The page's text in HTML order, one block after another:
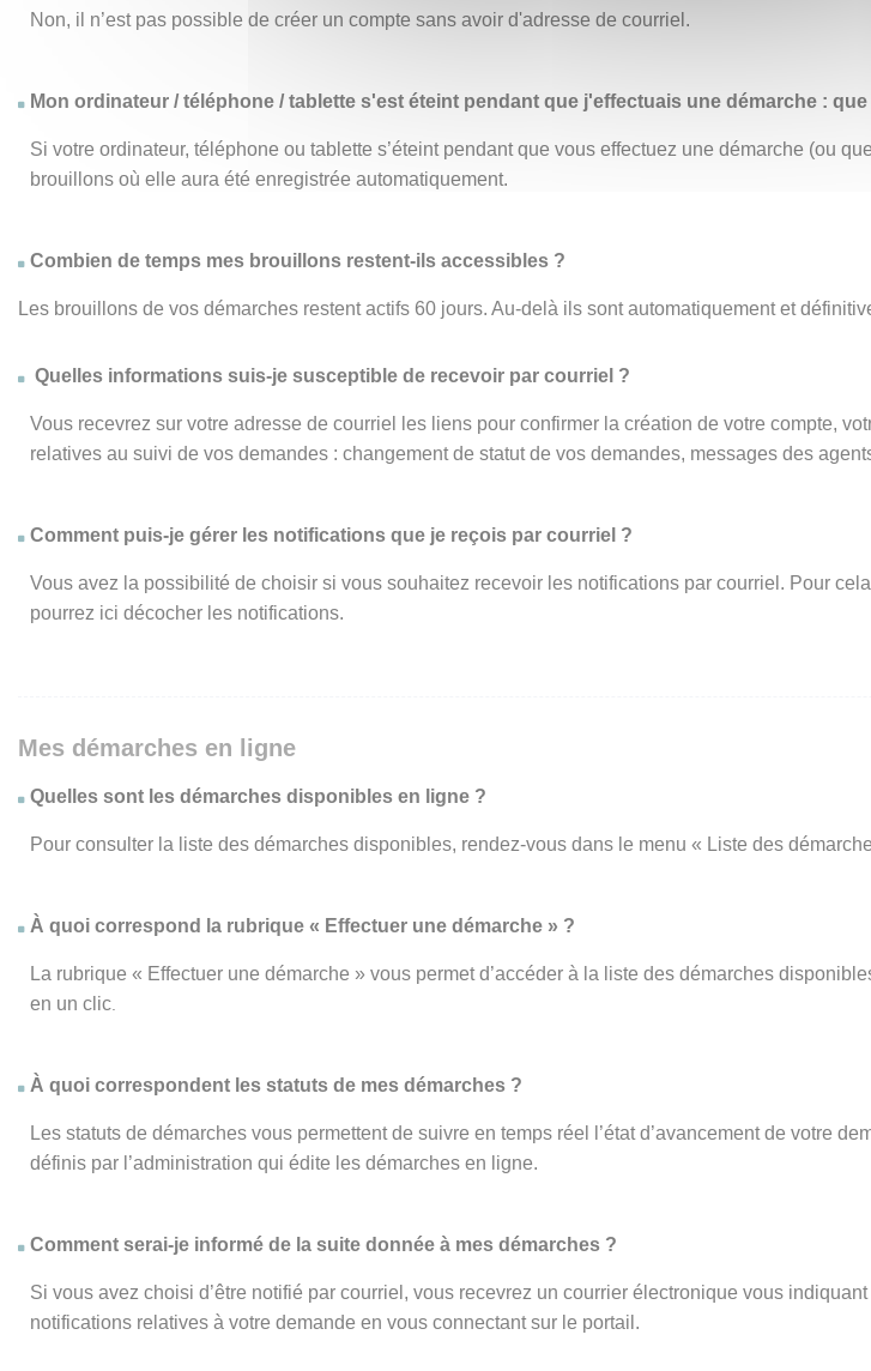
Non, il n’est pas possible de créer un compte sans avoir d'adresse de courriel.
Mon ordinateur / téléphone / tablette s'est éteint pendant que j'effectuais une démarche : que
Si votre ordinateur, téléphone ou tablette s’éteint pendant que vous effectuez une démarche (ou
brouillons où elle aura été enregistrée automatiquement.
Combien de temps mes brouillons restent-ils accessibles ?
Les brouillons de vos démarches restent actifs 60 jours. Au-delà ils sont automatiquement et
Quelles informations suis-je susceptible de recevoir par courriel ?
Vous recevrez sur votre adresse de courriel les liens pour confirmer la création de votre compte,
relatives au suivi de vos demandes : changement de statut de vos demandes, messages des
Comment puis-je gérer les notifications que je reçois par courriel ?
Vous avez la possibilité de choisir si vous souhaitez recevoir les notifications par courriel. Pour
pourrez ici décocher les notifications.
Mes démarches en ligne
Quelles sont les démarches disponibles en ligne ?
Pour consulter la liste des démarches disponibles, rendez-vous dans le menu « Liste des
À quoi correspond la rubrique « Effectuer une démarche » ?
La rubrique « Effectuer une démarche » vous permet d’accéder à la liste des démarches
en un clic
À quoi correspondent les statuts de mes démarches ?
Les statuts de démarches vous permettent de suivre en temps réel l’état d’avancement de votre
définis par l’administration qui édite les démarches en ligne.
Comment serai-je informé de la suite donnée à mes démarches ?
Si vous avez choisi d’être notifié par courriel, vous recevrez un courrier électronique vous
notifications relatives à votre demande en vous connectant sur le portail.